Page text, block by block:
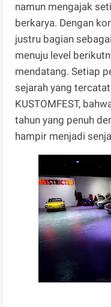
namun mengajak
berkarya. Dengan
justru bagian
menuju level
mendatang. Setiap
sejarah yang
KUSTOMFEST,
tahun yang penuh
hampir menjadi